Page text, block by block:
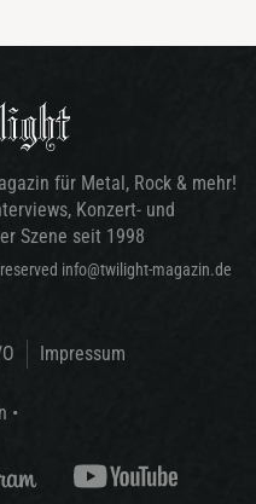
für Metal, Rock & mehr!
Konzert- und
Szene seit 1998
info@twilight-magazin.de
Impressum
•